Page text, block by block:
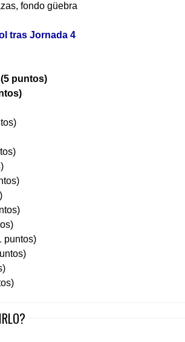
fondo güebra
tras Jornada 4
puntos)
puntos)